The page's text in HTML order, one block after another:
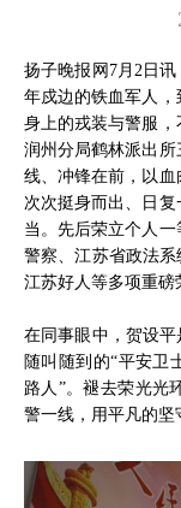
扬子晚报网7月2日
年戍边的铁血军人
身上的戎装与警服
润州分局鹤林派出
线、冲锋在前，以
次次挺身而出、日
当。先后荣立个人
警察、江苏省政法系
江苏好人等多项重磅
在同事眼中，贺设
随叫随到的“平安卫
路人”。褪去荣光光
警一线，用平凡的坚